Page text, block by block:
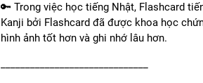
🔑 Trong việc học tiếng Nhật, Flashcard
Kanji bởi Flashcard đã được khoa học
hình ảnh tốt hơn và ghi nhớ lâu hơn.